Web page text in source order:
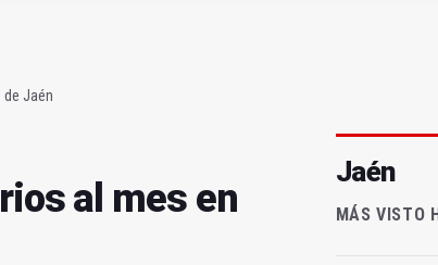
Jaén
al mes en
Jaén
MÁS VISTO